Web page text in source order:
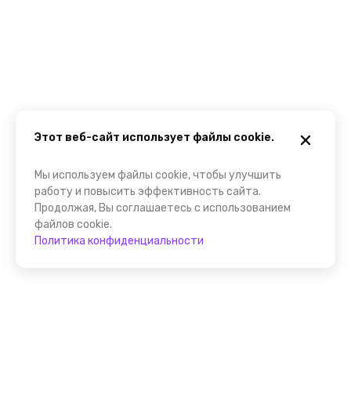
Этот веб-сайт использует файлы cookie.
Мы используем файлы cookie, чтобы улучшить
работу и повысить эффективность сайта.
Продолжая, Вы соглашаетесь с использованием
файлов cookie.
Политика конфиденциальности